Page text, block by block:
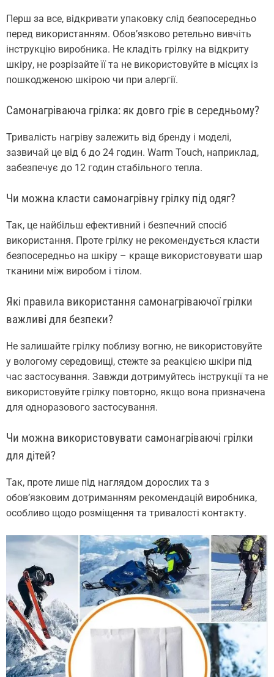
Перш за все, відкривати упаковку слід безпосередньо
перед використанням. Обов’язково ретельно вивчіть
інструкцію виробника. Не кладіть грілку на відкриту
шкіру, не розрізайте її та не використовуйте в місцях із
пошкодженою шкірою чи при алергії.
Самонагріваюча грілка: як довго гріє в середньому?
Тривалість нагріву залежить від бренду і моделі,
зазвичай це від 6 до 24 годин. Warm Touch, наприклад,
забезпечує до 12 годин стабільного тепла.
Чи можна класти самонагрівну грілку під одяг?
Так, це найбільш ефективний і безпечний спосіб
використання. Проте грілку не рекомендується класти
безпосередньо на шкіру – краще використовувати шар
тканини між виробом і тілом.
Які правила використання самонагріваючої грілки
важливі для безпеки?
Не залишайте грілку поблизу вогню, не використовуйте
у вологому середовищі, стежте за реакцією шкіри під
час застосування. Завжди дотримуйтесь інструкції та не
використовуйте грілку повторно, якщо вона призначена
для одноразового застосування.
Чи можна використовувати самонагріваючі грілки
для дітей?
Так, проте лише під наглядом дорослих та з
обов’язковим дотриманням рекомендацій виробника,
особливо щодо розміщення та тривалості контакту.